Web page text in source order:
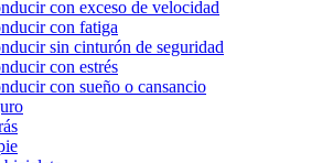
con exceso de velocidad
con fatiga
sin cinturón de seguridad
con estrés
con sueño o cansancio